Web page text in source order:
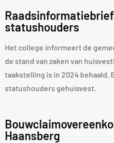
statushouders
Het college informeert de
de stand van zaken van
taakstelling is in 2024 behaald.
statushouders gehuisvest.
Haansberg